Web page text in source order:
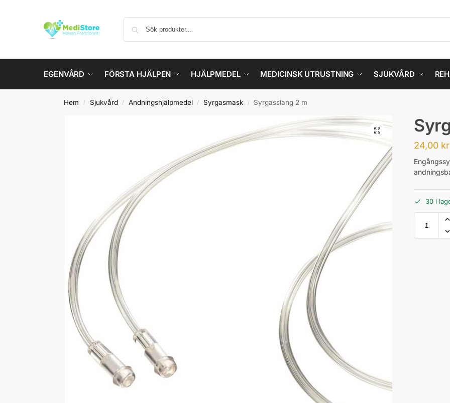
EGENVÅRD FÖRSTA HJÄLPEN HJÄLPMEDEL MEDICINSK UTRUSTNING SJUKVÅRD
Hem / Sjukvård / Andningshjälpmedel / Syrgasmask / Syrgasslang 2 m
24,00 kr
30 i